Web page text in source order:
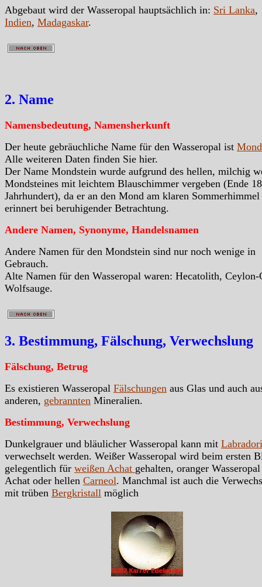
Abgebaut wird der Wasseropal hauptsächlich in: Sri Lanka,
Indien, Madagaskar.
2. Name
Namensbedeutung, Namensherkunft
Der heute gebräuchliche Name für den Wasseropal ist
Alle weiteren Daten finden Sie hier.
Der Name Mondstein wurde aufgrund des hellen, milchig
Mondsteines mit leichtem Blauschimmer vergeben (Ende
Jahrhundert), da er an den Mond am klaren Sommerhimmel
erinnert bei beruhigender Betrachtung.
Andere Namen, Synonyme, Handelsnamen
Andere Namen für den Mondstein sind nur noch wenige in
Gebrauch.
Alte Namen für den Wasseropal waren: Hecatolith, Ceylon-
Wolfsauge.
3. Bestimmung, Fälschung, Verwechslung
Fälschung, Betrug
Es existieren Wasseropal Fälschungen aus Glas und auch
anderen, gebrannten Mineralien.
Bestimmung, Verwechslung
Dunkelgrauer und bläulicher Wasseropal kann mit
verwechselt werden. Weißer Wasseropal wird beim ersten
gelegentlich für weißen Achat gehalten, oranger
Achat oder hellen Carneol. Manchmal ist auch die
mit trüben Bergkristall möglich